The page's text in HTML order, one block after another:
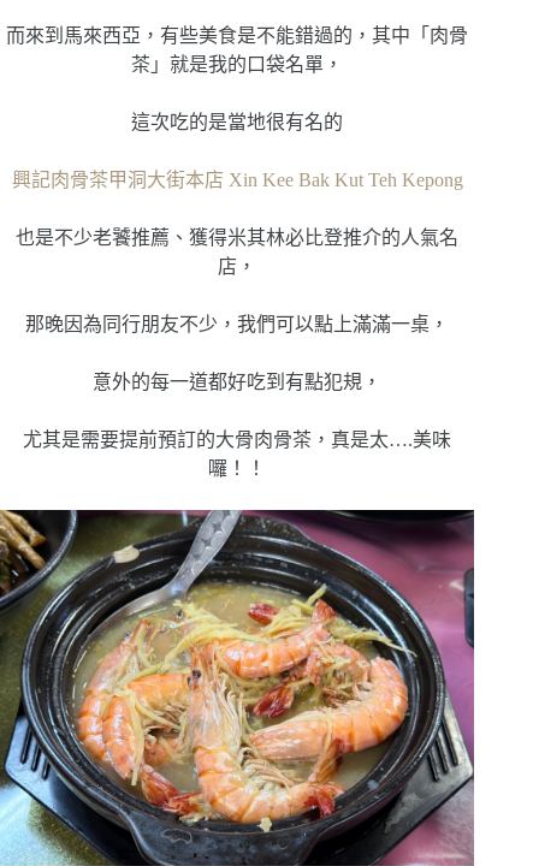
而來到馬來西亞，有些美食是不能錯過的，其中「肉骨
茶」就是我的口袋名單，
這次吃的是當地很有名的
興記肉骨茶甲洞大街本店 Xin Kee Bak Kut Teh Kepong
也是不少老饕推薦、獲得米其林必比登推介的人氣名
店，
那晚因為同行朋友不少，我們可以點上滿滿一桌，
意外的每一道都好吃到有點犯規，
尤其是需要提前預訂的大骨肉骨茶，真是太….美味
囉！！